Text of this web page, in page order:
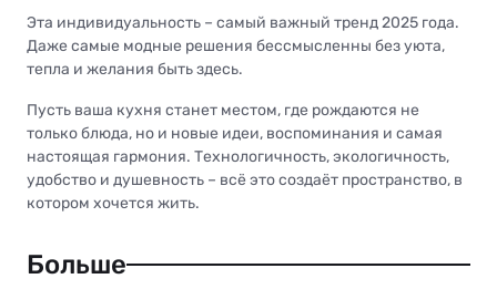
Эта индивидуальность – самый важный тренд 2025 года.
Даже самые модные решения бессмысленны без уюта,
тепла и желания быть здесь.
Пусть ваша кухня станет местом, где рождаются не
только блюда, но и новые идеи, воспоминания и самая
настоящая гармония. Технологичность, экологичность,
удобство и душевность – всё это создаёт пространство, в
котором хочется жить.
Больше